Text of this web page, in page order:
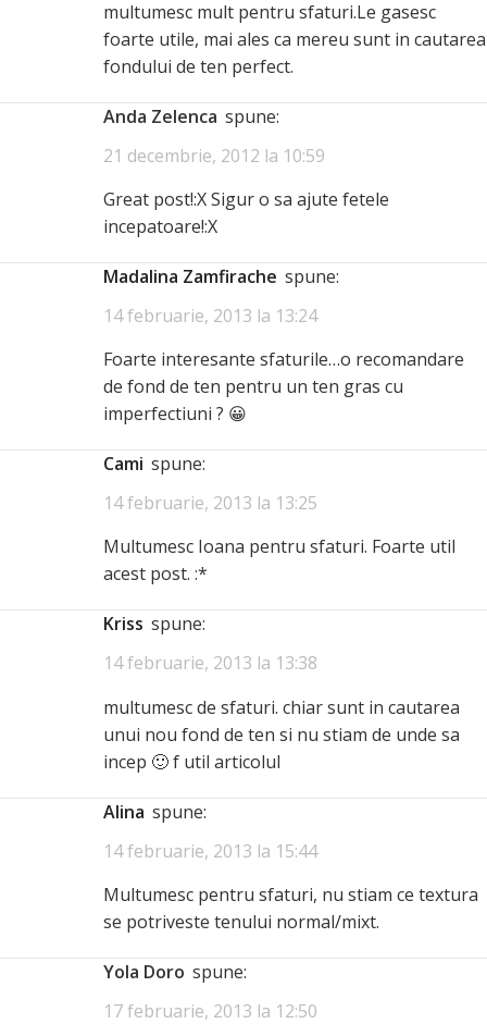
multumesc mult pentru sfaturi.Le gasesc
foarte utile, mai ales ca mereu sunt in cautarea
fondului de ten perfect.
Anda Zelenca spune:
21 decembrie, 2012 la 10:59
Great post!:X Sigur o sa ajute fetele
incepatoare!:X
Madalina Zamfirache spune:
14 februarie, 2013 la 13:24
Foarte interesante sfaturile…o recomandare
de fond de ten pentru un ten gras cu
imperfectiuni ? 😀
Cami spune:
14 februarie, 2013 la 13:25
Multumesc Ioana pentru sfaturi. Foarte util
acest post. :*
kriss spune:
14 februarie, 2013 la 13:38
multumesc de sfaturi. chiar sunt in cautarea
unui nou fond de ten si nu stiam de unde sa
incep 🙂 f util articolul
Alina spune:
14 februarie, 2013 la 15:44
Multumesc pentru sfaturi, nu stiam ce textura
se potriveste tenului normal/mixt.
Yola Doro spune:
17 februarie, 2013 la 12:50